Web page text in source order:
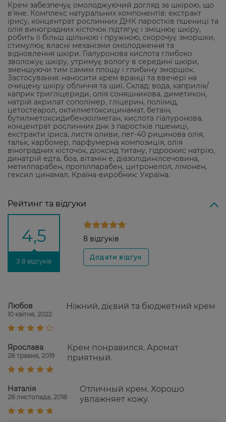
Крем забезпечує омолоджуючий догляд за шкірою, що
в'яне. Комплекс натуральних компонентів: екстракт
ірису, концентрат рослинних ДНК паростків пшениці та
олія виноградних кісточок підтягує і зміцнює шкіру,
робить її більш щільною і пружною, скорочує зморшки,
стимулює власні механізми омолодження та
відновлення шкіри. Гіалуронова кислота глибоко
зволожує шкіру, утримує вологу в середині шкіри,
зменшуючи тим самим площу і глибину зморшок.
Застосування: наносити крем вранці та ввечері на
очищену шкіру обличчя та шиї. Склад: вода, каприлік/
каприк тригліцериди, олія соняшникова, диметикон,
натрій акрилат сополімер, гліцерин, поліімід,
цетостеарол, октилметоксицинамат, бетаін,
бутилметоксидибензоілметан, кислота гіалуронова,
концентрат рослинних днк з паростків пшениці,
екстракти іриса, листя оливи, пег-40 рицинова олія,
тальк, карбомер, парфумерна композиція, олія
віноградних кісточок, діоксид титану, гідроокис натрію,
динатрій едта, боа, вітамін е, діазолідинілсечовина,
метилпарабен, пропілпарабен, цитронелол, лімонен,
гексил цинамал. Країна-виробник: Україна.
Рейтинг та відгуки
4,5
З 8 відгуків
8 відгуків
Любов
10 квітня, 2022
Ніжний, дієвий та бюджетний крем
Ярослава
28 травня, 2019
Крем понравился. Аромат
приятный.
Наталія
28 листопада, 2018
Отличный крем. Хорошо
увлажняет кожу.